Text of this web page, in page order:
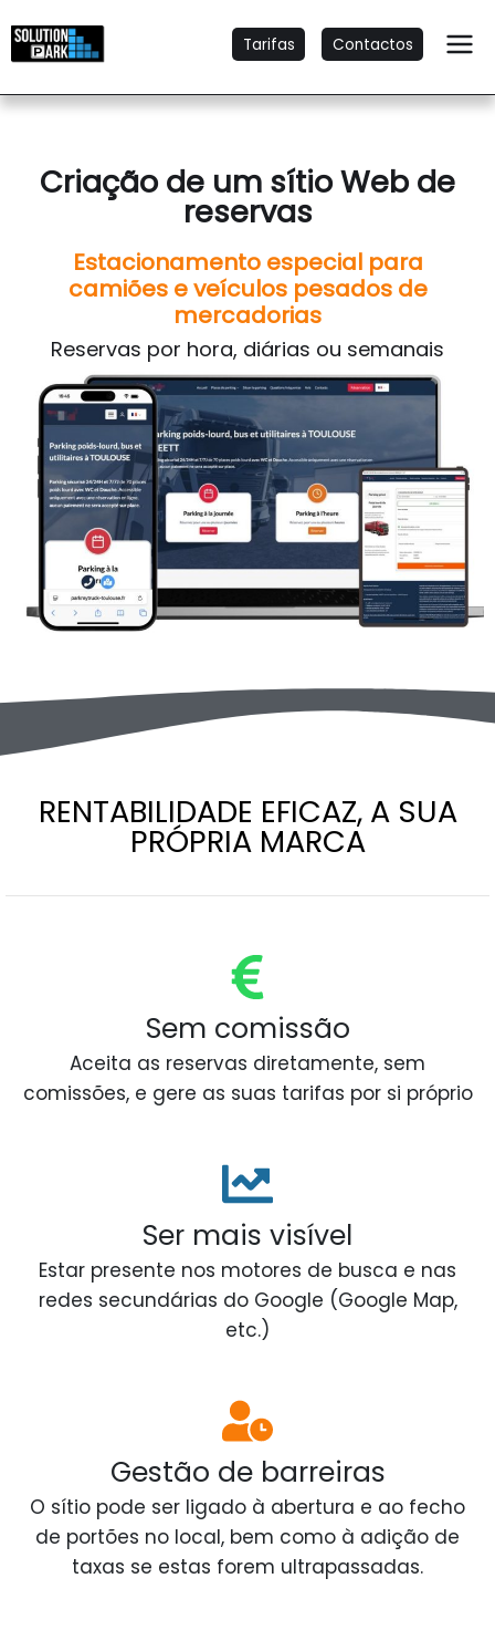
Tarifas Contactos
Criação de um sítio Web de
reservas
Estacionamento especial para
camiões e veículos pesados de
mercadorias
Reservas por hora, diárias ou semanais
RENTABILIDADE EFICAZ, A SUA
PRÓPRIA MARCA
Sem comissão
Aceita as reservas diretamente, sem
comissões, e gere as suas tarifas por si próprio
Ser mais visível
Estar presente nos motores de busca e nas
redes secundárias do Google (Google Map,
etc.)
Gestão de barreiras
O sítio pode ser ligado à abertura e ao fecho
de portões no local, bem como à adição de
taxas se estas forem ultrapassadas.